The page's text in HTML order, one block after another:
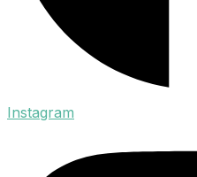
Instagram